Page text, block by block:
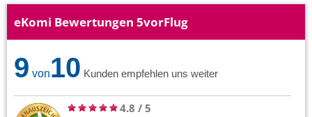
eKomi Bewertungen 5vorFlug
9 von10 Kunden empfehlen uns weiter
4.8 / 5